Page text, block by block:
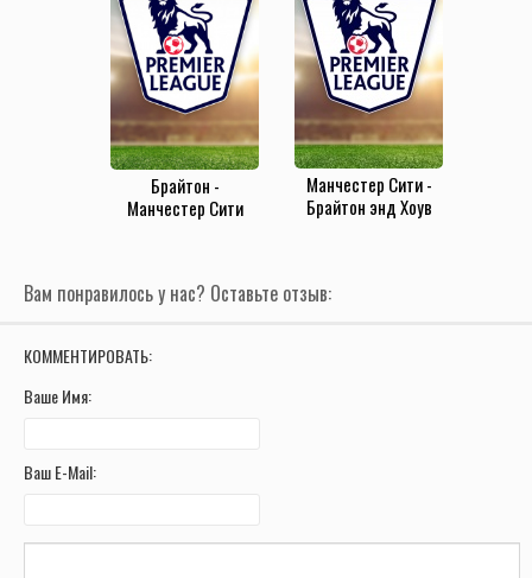
Брайтон -
Манчестер Сити
Манчестер Сити -
Брайтон энд Хоув
Вам понравилось у нас? Оставьте отзыв:
КОММЕНТИРОВАТЬ:
Ваше Имя:
Ваш E-Mail: